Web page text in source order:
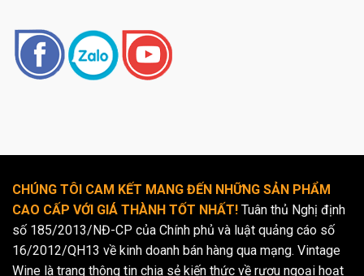
CHÚNG TÔI CAM KẾT MANG ĐẾN NHỮNG SẢN PHẨM
CAO CẤP VỚI GIÁ THÀNH TỐT NHẤT! Tuân thủ Nghị định
số 185/2013/NĐ-CP của Chính phủ và luật quảng cáo số
16/2012/QH13 về kinh doanh bán hàng qua mạng. Vintage
Wine là trang thông tin chia sẻ kiến thức về rượu ngoại hoạt